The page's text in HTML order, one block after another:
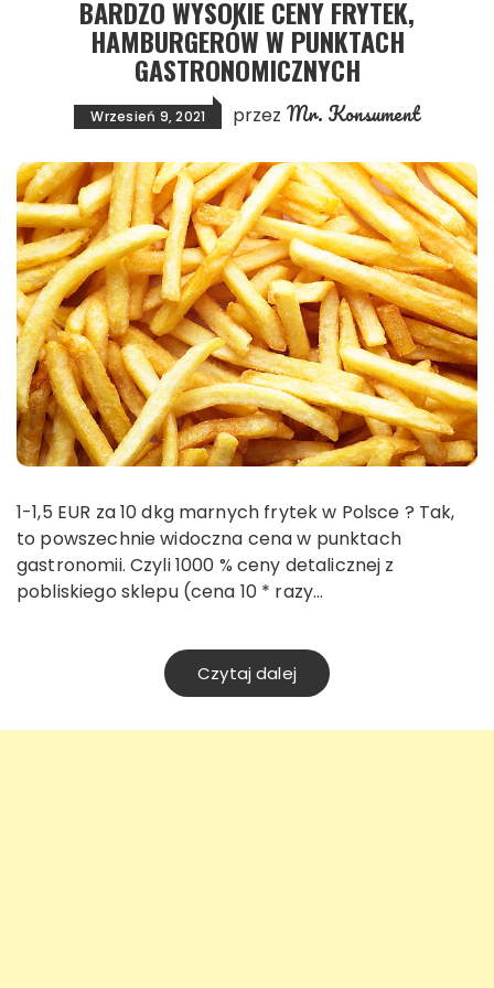
BARDZO WYSOKIE CENY FRYTEK,
HAMBURGERÓW W PUNKTACH
GASTRONOMICZNYCH
Wrzesień 9, 2021 przez Mr. Konsument
1-1,5 EUR za 10 dkg marnych frytek w Polsce ? Tak,
to powszechnie widoczna cena w punktach
gastronomii. Czyli 1000 % ceny detalicznej z
pobliskiego sklepu (cena 10 * razy…
Czytaj dalej